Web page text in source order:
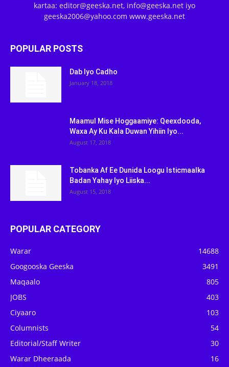
kartaa: editor@geeska.net, info@geeska.net iyo
geeska2006@yahoo.com www.geeska.net
POPULAR POSTS
Dab Iyo Cadho
January 18, 2018
Maamul Mise Hoggaamiye: Qeexdooda,
Waxa Ay Ku Kala Duwan Yihiin Iyo...
August 17, 2018
Tobanka Af Ee Dunida Loogu Isticmaalka
Badan Yahay Iyo Liiska...
August 15, 2018
POPULAR CATEGORY
Warar
14688
Googooska Geeska
3491
Maqaalo
805
JOBS
403
Ciyaaro
103
Columnists
54
Editorial/Staff Writer
30
Warar Dheeraada
16